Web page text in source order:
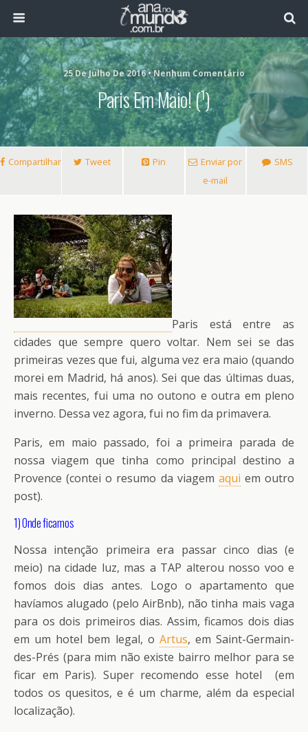
25 De Julho De 2016 • Nenhum Comentário
Paris Em Maio! (¹)
Compartilhar Tweet Pin
Enviar por
e-mail
SMS
Paris está entre as
cidades que sempre quero voltar. Nem sei se das
primeiras vezes que fui, alguma vez era maio (quando
morei em Madrid, há anos). Sei que das últimas duas,
mais recentes, fui uma no outono e outra em pleno
inverno. Dessa vez agora, fui no fim da primavera.
Paris, em maio passado, foi a primeira parada de
nossa viagem que tinha como principal destino a
Provence (contei o resumo da viagem aqui em outro
post).
1) Onde ficamos
Nossa intenção primeira era passar cinco dias (e
meio) na cidade luz, mas a TAP alterou nosso voo e
fomos dois dias antes. Logo o apartamento que
havíamos alugado (pelo AirBnb), não tinha mais vaga
para os dois primeiros dias. Assim, ficamos dois dias
em um hotel bem legal, o Artus, em Saint-Germain-
des-Prés (para mim não existe bairro melhor para se
ficar em Paris). Super recomendo esse hotel (em
todos os quesitos, e é um charme, além da especial
localização).